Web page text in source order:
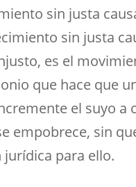
sin justa
sin justa
es el
que hace que
el suyo a
empobrece, sin
jurídica para ello.